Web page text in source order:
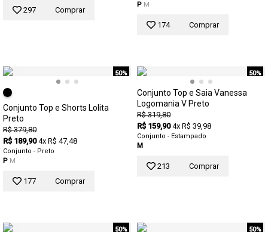
297 Comprar
P M
174 Comprar
50%
Conjunto Top e Shorts Lolita
Preto
R$ 379,80
R$ 189,90 4x R$ 47,48
Conjunto - Preto
P M
177 Comprar
50%
Conjunto Top e Saia Vanessa
Logomania V Preto
R$ 319,80
R$ 159,90 4x R$ 39,98
Conjunto - Estampado
M
213 Comprar
50% 50%